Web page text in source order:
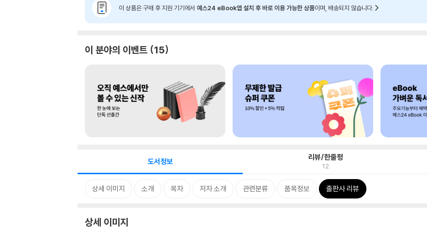
이 상품은 구매 후 지원 기기에서 예스24 eBook앱 설치 후 바로 이용 가능한 상품이며, 배송되지 않습니다.
이 분야의 이벤트 15
도서정보 리뷰/한줄평
12
상세 이미지 소개 목차 저자 소개 관련분류 품목정보 출판사 리뷰
상세 이미지